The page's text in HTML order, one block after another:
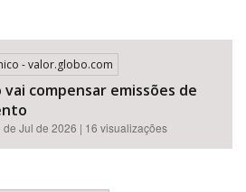
- valor.globo.com
vai compensar emissões de
Jul de 2026 | 16 visualizações